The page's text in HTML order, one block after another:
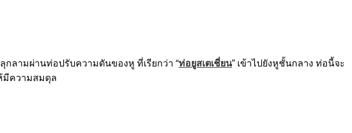
กลามผ่านท่อปรับความดันของหู ที่เรียกว่า “ท่อยูสเตเชี่ยน” เข้าไปยังหูชั้นกลาง ท่อนี้จะ
มีความสมดุล